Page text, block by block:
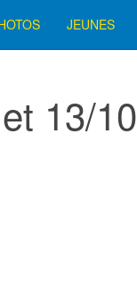
JEUNES
13/10